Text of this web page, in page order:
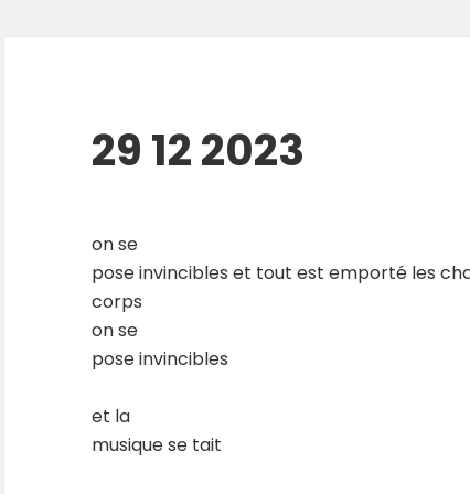
29 12 2023
on se
pose invincibles et tout est emporté les
corps
on se
pose invincibles
et la
musique se tait